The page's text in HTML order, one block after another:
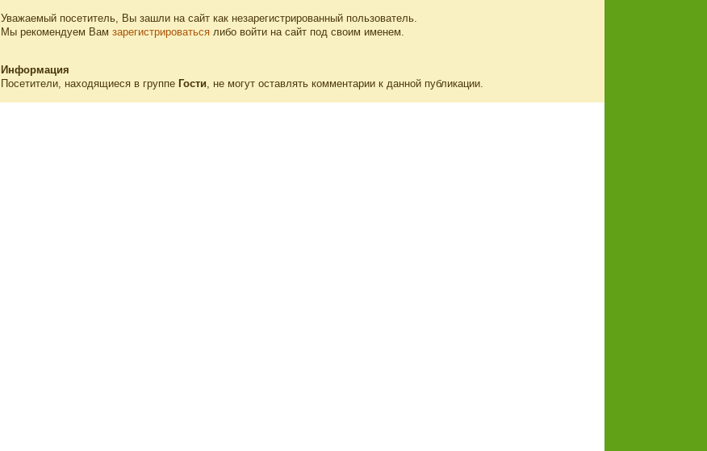
Уважаемый посетитель, Вы зашли на сайт как незарегистрированный пользователь.
Мы рекомендуем Вам зарегистрироваться либо войти на сайт под своим именем.
Информация
Посетители, находящиеся в группе Гости, не могут оставлять комментарии к данной публикации.